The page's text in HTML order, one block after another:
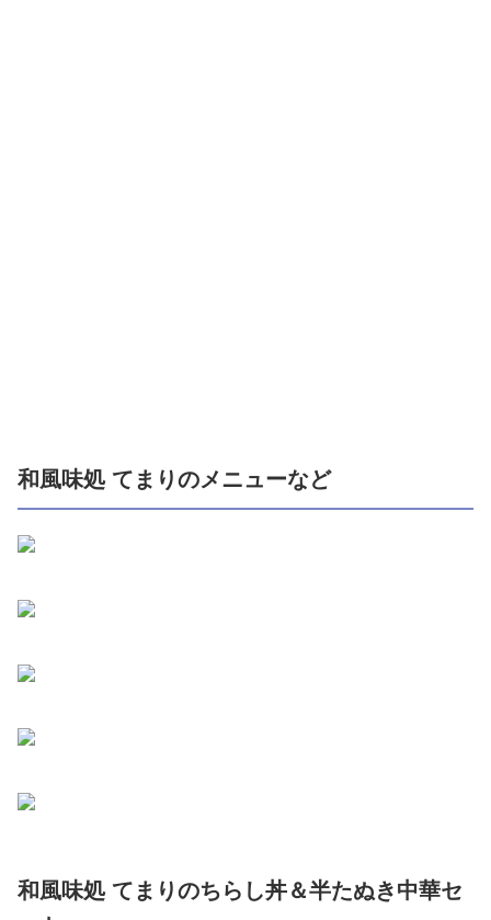
和風味処 てまりのメニューなど
和風味処 てまりのちらし丼＆半たぬき中華セ